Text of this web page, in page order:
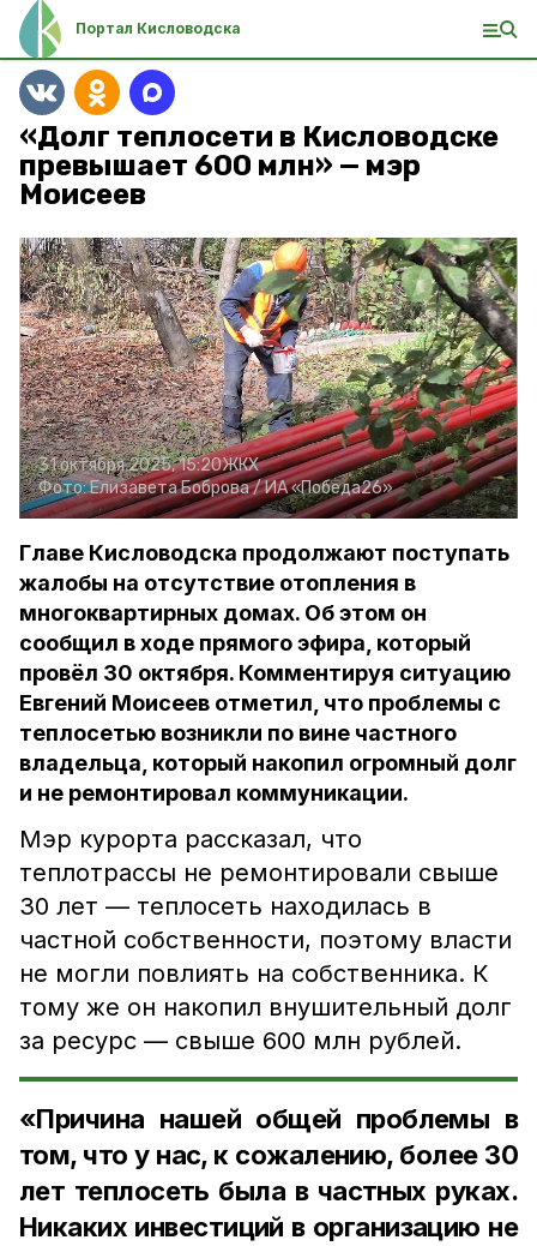
Портал Кисловодска
«Долг теплосети в Кисловодске
превышает 600 млн» — мэр
Моисеев
31 октября 2025, 15:20ЖКХ
Фото:Елизавета Боброва /ИА «Победа26»
Главе Кисловодска продолжают поступать
жалобы на отсутствие отопления в
многоквартирных домах. Об этом он
сообщил в ходе прямого эфира, который
провёл 30 октября. Комментируя ситуацию
Евгений Моисеев отметил, что проблемы с
теплосетью возникли по вине частного
владельца, который накопил огромный долг
и не ремонтировал коммуникации.
Мэр курорта рассказал, что
теплотрассы не ремонтировали свыше
30 лет — теплосеть находилась в
частной собственности, поэтому власти
не могли повлиять на собственника. К
тому же он накопил внушительный долг
за ресурс — свыше 600 млн рублей.
«Причина нашей общей проблемы в
том, что у нас, к сожалению, более 30
лет теплосеть была в частных руках.
Никаких инвестиций в организацию не